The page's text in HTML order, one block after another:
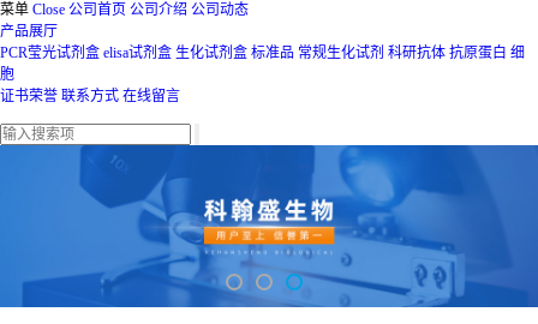
菜单 Close 公司首页 公司介绍 公司动态
产品展厅
PCR莹光试剂盒 elisa试剂盒 生化试剂盒 标准品 常规生化试剂 科研抗体 抗原蛋白 细
胞
证书荣誉 联系方式 在线留言